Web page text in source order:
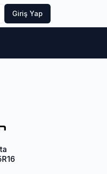
Giriş Yap